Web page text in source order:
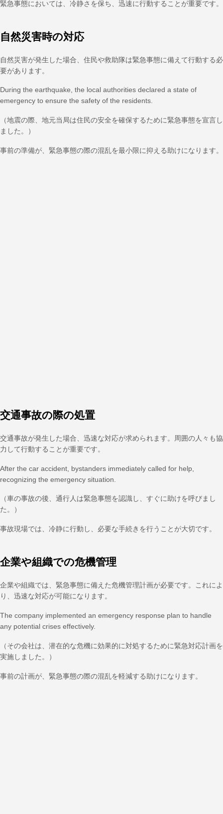
緊急事態においては、冷静さを保ち、迅速に行動することが重要です。
自然災害時の対応
自然災害が発生した場合、住民や救助隊は緊急事態に備えて行動する必
要があります。
During the earthquake, the local authorities declared a state of
emergency to ensure the safety of the residents.
（地震の際、地元当局は住民の安全を確保するために緊急事態を宣言し
ました。）
事前の準備が、緊急事態の際の混乱を最小限に抑える助けになります。
交通事故の際の処置
交通事故が発生した場合、迅速な対応が求められます。周囲の人々も協
力して行動することが重要です。
After the car accident, bystanders immediately called for help,
recognizing the emergency situation.
（車の事故の後、通行人は緊急事態を認識し、すぐに助けを呼びまし
た。）
事故現場では、冷静に行動し、必要な手続きを行うことが大切です。
企業や組織での危機管理
企業や組織では、緊急事態に備えた危機管理計画が必要です。これによ
り、迅速な対応が可能になります。
The company implemented an emergency response plan to handle
any potential crises effectively.
（その会社は、潜在的な危機に効果的に対処するために緊急対応計画を
実施しました。）
事前の計画が、緊急事態の際の混乱を軽減する助けになります。